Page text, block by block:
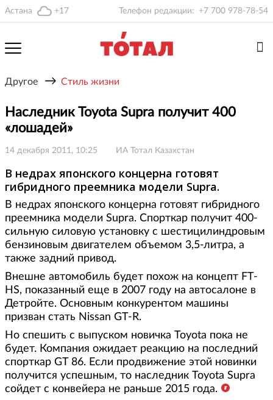
Астана +17 Телефон редакции: +7 700 978-78-54
Другое → Стиль жизни
Наследник Toyota Supra получит 400
«лошадей»
14 декабря 2011, 10:25 ИА Тотал Казахстан
В недрах японского концерна готовят
гибридного преемника модели Supra.
В недрах японского концерна готовят гибридного
преемника модели Supra. Спорткар получит 400-
сильную силовую установку с шестицилиндровым
бензиновым двигателем объемом 3,5-литра, а
также задний привод.
Внешне автомобиль будет похож на концепт FT-
HS, показанный еще в 2007 году на автосалоне в
Детройте. Основным конкурентом машины
призван стать Nissan GT-R.
Но спешить с выпуском новичка Toyota пока не
будет. Компания ожидает реакцию на последний
спорткар GT 86. Если продвижение этой новинки
получится успешным, то наследник Toyota Supra
сойдет с конвейера не раньше 2015 года.